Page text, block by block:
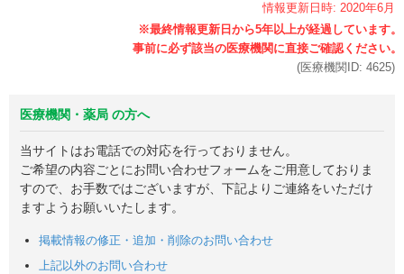
情報更新日時: 2020年6月
(医療機関ID: 4625)
医療機関・薬局 の方へ
当サイトはお電話での対応を行っておりません。
ご希望の内容ごとにお問い合わせフォームをご用意しておりま
すので、お手数ではございますが、下記よりご連絡をいただけ
ますようお願いいたします。
掲載情報の修正・追加・削除のお問い合わせ
上記以外のお問い合わせ